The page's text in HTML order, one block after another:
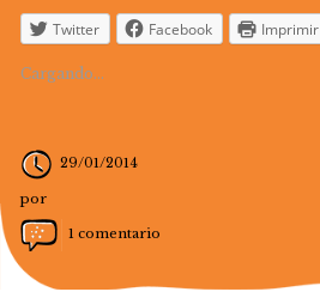
Twitter Facebook Imprimir
Cargando...
29/01/2014
por
1 comentario